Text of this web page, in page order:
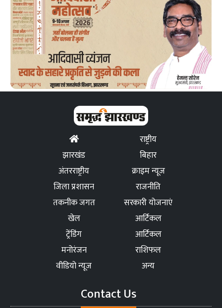
राष्ट्रीय
झारखंड
बिहार
अंतरराष्ट्रीय
क्राइम न्यूज
जिला प्रशासन
राजनीति
तकनीक जगत
सरकारी योजनाएं
खेल
आर्टिकल
ट्रेंडिंग
आर्टिकल
मनोरंजन
राशिफल
वीडियो न्यूज
अन्य
Contact Us